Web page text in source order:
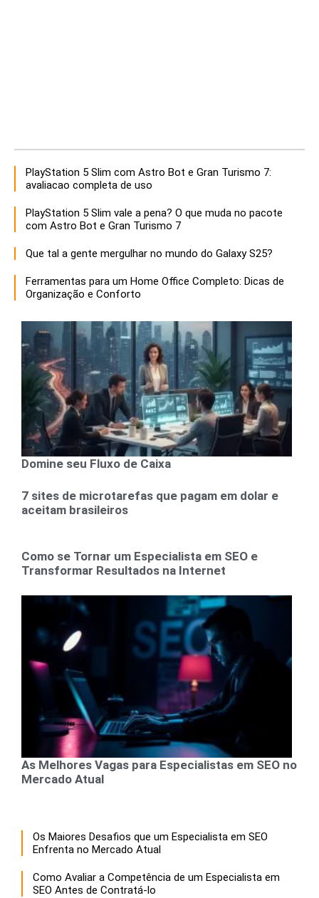
PlayStation 5 Slim com Astro Bot e Gran Turismo 7:
avaliacao completa de uso
PlayStation 5 Slim vale a pena? O que muda no pacote
com Astro Bot e Gran Turismo 7
Que tal a gente mergulhar no mundo do Galaxy S25?
Ferramentas para um Home Office Completo: Dicas de
Organização e Conforto
Domine seu Fluxo de Caixa
7 sites de microtarefas que pagam em dolar e
aceitam brasileiros
Como se Tornar um Especialista em SEO e
Transformar Resultados na Internet
As Melhores Vagas para Especialistas em SEO no
Mercado Atual
Os Maiores Desafios que um Especialista em SEO
Enfrenta no Mercado Atual
Como Avaliar a Competência de um Especialista em
SEO Antes de Contratá-lo